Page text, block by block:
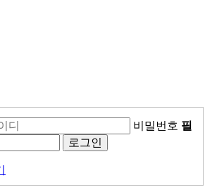
비밀번호 필
로그인